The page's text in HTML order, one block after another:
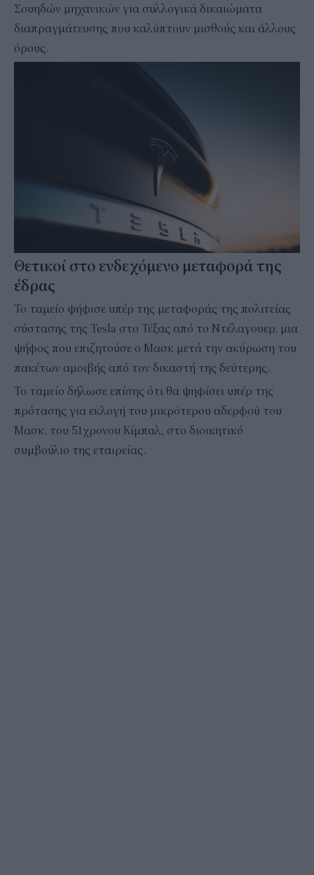
Σουηδών μηχανικών για συλλογικά δικαιώματα
διαπραγμάτευσης που καλύπτουν μισθούς και άλλους
όρους.
Θετικοί στο ενδεχόμενο μεταφορά της
έδρας
Το ταμείο ψήφισε υπέρ της μεταφοράς της πολιτείας
σύστασης της Tesla στο Τέξας από το Ντέλαγουερ, μια
ψήφος που επιζητούσε ο Μασκ μετά την ακύρωση του
πακέτων αμοιβής από τον δικαστή της δεύτερης.
Το ταμείο δήλωσε επίσης ότι θα ψηφίσει υπέρ της
πρότασης για εκλογή του μικρότερου αδερφού του
Μασκ, του 51χρονου Κίμπαλ, στο διοικητικό
συμβούλιο της εταιρείας.